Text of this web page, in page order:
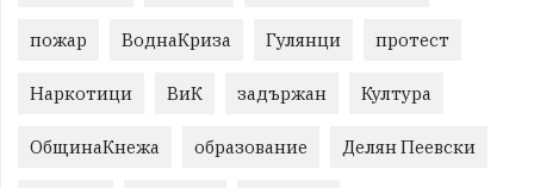
пожар ВоднаКриза Гулянци протест
Наркотици ВиК задържан Култура
ОбщинаКнежа образование Делян Пеевски